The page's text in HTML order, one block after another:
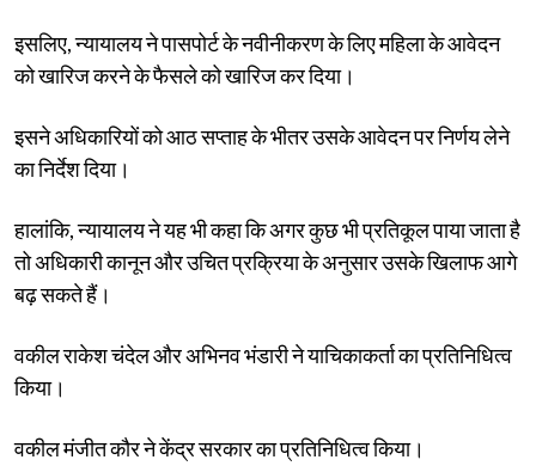
इसलिए, न्यायालय ने पासपोर्ट के नवीनीकरण के लिए महिला के आवेदन
को खारिज करने के फैसले को खारिज कर दिया।
इसने अधिकारियों को आठ सप्ताह के भीतर उसके आवेदन पर निर्णय लेने
का निर्देश दिया।
हालांकि, न्यायालय ने यह भी कहा कि अगर कुछ भी प्रतिकूल पाया जाता है
तो अधिकारी कानून और उचित प्रक्रिया के अनुसार उसके खिलाफ आगे
बढ़ सकते हैं।
वकील राकेश चंदेल और अभिनव भंडारी ने याचिकाकर्ता का प्रतिनिधित्व
किया।
वकील मंजीत कौर ने केंद्र सरकार का प्रतिनिधित्व किया।